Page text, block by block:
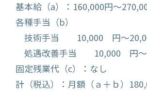
基本給（a）：160,000円～
各種手当（b）
技術手当 10,000 円～
処遇改善手当 10,000 円
固定残業代（c）：なし
計（税込）：月額（ａ＋ｂ）